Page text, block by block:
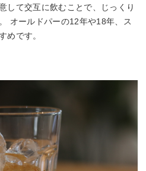
して交互に飲むことで、じっくり
オールドパーの12年や18年、ス
めです。